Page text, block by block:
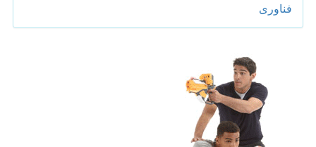
فناوری